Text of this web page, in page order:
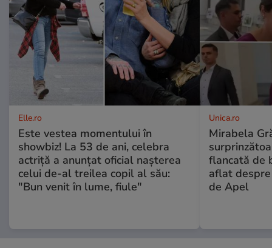
Elle.ro
Este vestea momentului în
showbiz! La 53 de ani, celebra
actriță a anunțat oficial nașterea
celui de-al treilea copil al său:
"Bun venit în lume, fiule"
Unica.ro
Mirabela
flancată de
aflat
de Apel